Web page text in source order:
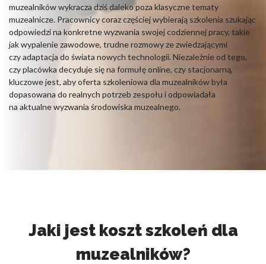
muzealników wykracza dziś daleko poza klasyczne tematy
muzealnicze. Pracownicy coraz częściej wybierają szkolenia szukając
odpowiedzi na konkretne wyzwania swojej codziennej pracy, takie
jak wypalenie zawodowe, trudne rozmowy ze zwiedzającymi
czy adaptacja do świata nowych technologii. Niezależnie od tego,
czy placówka decyduje się na formułę online, czy stacjonarną,
kluczowe jest, aby oferta szkoleniowa dla muzealników była
dopasowana do realnych potrzeb zespołu i odpowiadała
na aktualne wyzwania środowiska muzealnego.
Jaki jest koszt szkoleń dla
muzealników?